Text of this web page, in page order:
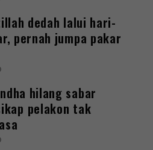
dedah lalui hari-
pernah jumpa pakar
hilang sabar
pelakon tak